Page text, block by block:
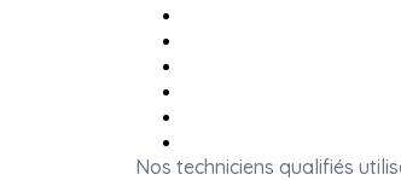
Nos techniciens qualifiés